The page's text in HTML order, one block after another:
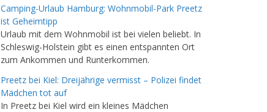
Camping-Urlaub Hamburg: Wohnmobil-Park Preetz
ist Geheimtipp
Urlaub mit dem Wohnmobil ist bei vielen beliebt. In
Schleswig-Holstein gibt es einen entspannten Ort
zum Ankommen und Runterkommen.
Preetz bei Kiel: Dreijährige vermisst – Polizei findet
Mädchen tot auf
In Preetz bei Kiel wird ein kleines Mädchen